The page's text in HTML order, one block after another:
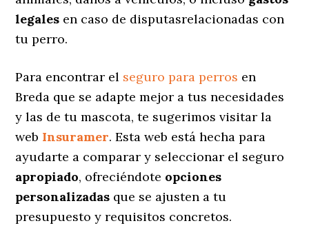
legales en caso de disputasrelacionadas con
tu perro.
Para encontrar el seguro para perros en
Breda que se adapte mejor a tus necesidades
y las de tu mascota, te sugerimos visitar la
web Insuramer. Esta web está hecha para
ayudarte a comparar y seleccionar el seguro
apropiado, ofreciéndote opciones
personalizadas que se ajusten a tu
presupuesto y requisitos concretos.